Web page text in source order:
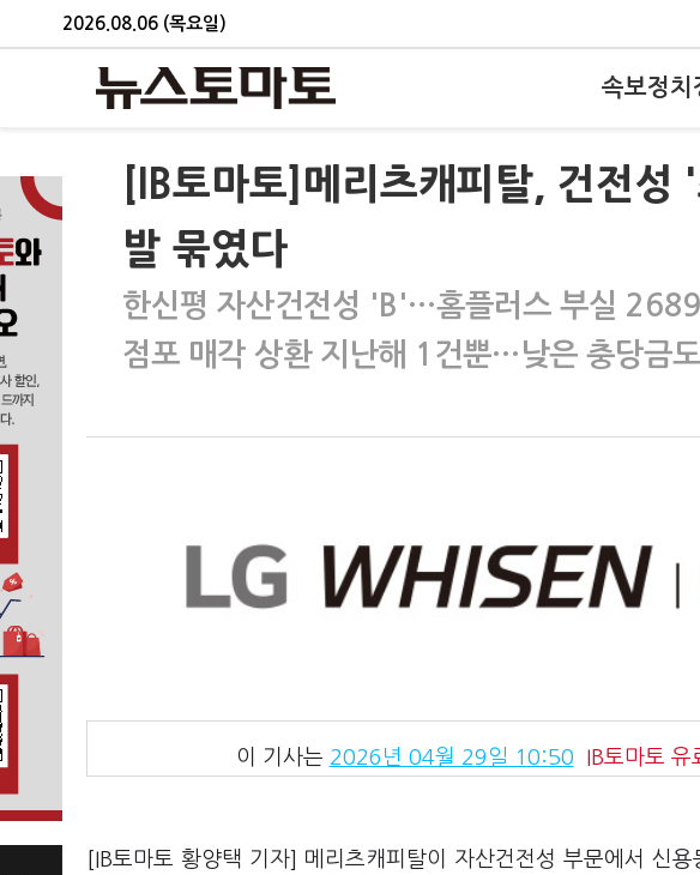
2026.08.06 (목요일)
속보정치
[IB토마토]메리츠캐피탈, 건전
발 묶였다
한신평 자산건전성 'B'…홈플러스 부실
점포 매각 상환 지난해 1건뿐…낮은 충당금
이 기사는 2026년 04월 29일 10:50 IB토마토 유
[IB토마토 황양택 기자] 메리츠캐피탈이 자산건전성 부문에서 신